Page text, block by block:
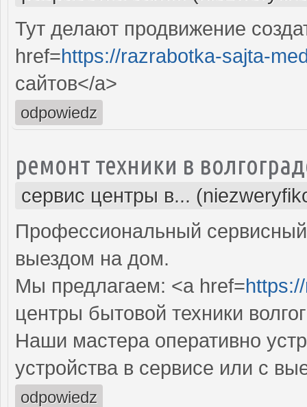
Тут делают продвижение
href=https://razrabotka-sajta-
сайтов</a>
odpowiedz
ремонт техники в
сервис центры в...
Профессиональный
выездом на дом.
Мы предлагаем: <a href=
центры бытовой техники
Наши мастера оперативно
устройства в сервисе или с
odpowiedz